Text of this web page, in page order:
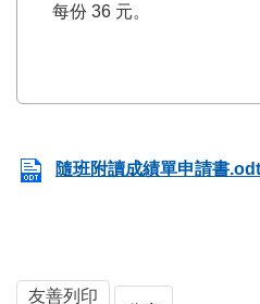
每份 36 元。
隨班附讀成績單申請書.odt
友善列印